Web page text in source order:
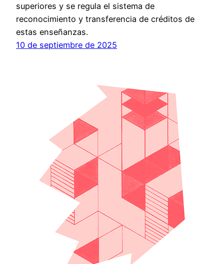
superiores y se regula el sistema de
reconocimiento y transferencia de créditos de
estas enseñanzas.
10 de septiembre de 2025